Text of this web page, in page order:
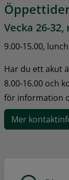
Vecka 26-
9.00-15.00,
Har du ett akut
8.00-16.00 och
för information
Mer